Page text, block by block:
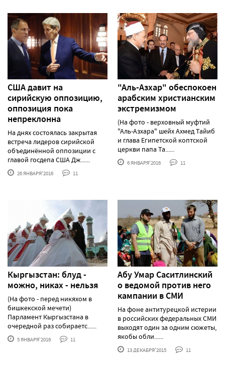
США давит на
сирийскую оппозицию,
оппозиция пока
непреклонна
На днях состоялась закрытая
встреча лидеров сирийской
объединённой оппозиции с
главой госдепа США Дж......
26 ЯНВАРЯ'2016 11
"Аль-Азхар" обеспокоен
арабским христианским
экстремизмом
(На фото - верховный муфтий
"Аль-Азхара" шейх Ахмед Тайиб
и глава Египетской коптской
церкви папа Та......
6 ЯНВАРЯ'2016 11
Кыргызстан: блуд -
можно, никах - нельзя
(На фото - перед никяхом в
бишкекской мечети)
Парламент Кыргызстана в
очередной раз собираетс......
5 ЯНВАРЯ'2016 11
Абу Умар Саситлинский
о ведомой против него
кампании в СМИ
На фоне антитурецкой истерии
в российских федеральных СМИ
выходят один за одним сюжеты,
якобы обли......
13 ДЕКАБРЯ'2015 11